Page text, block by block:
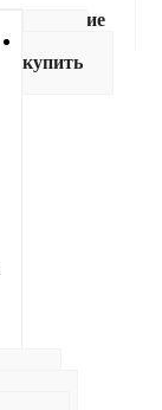
Описание
купить